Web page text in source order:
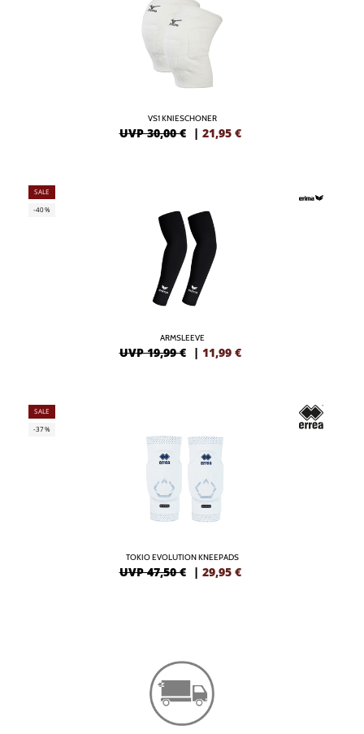
VS1 KNIESCHONER
UVP 30,00 € | 21,95 €
SALE
-40%
ARMSLEEVE
UVP 19,99 € | 11,99 €
SALE
-37%
TOKIO EVOLUTION KNEEPADS
UVP 47,50 € | 29,95 €